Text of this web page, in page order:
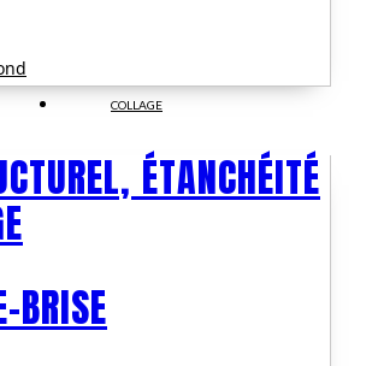
COLLAGE
ÉTANCHÉITÉ
BRISE